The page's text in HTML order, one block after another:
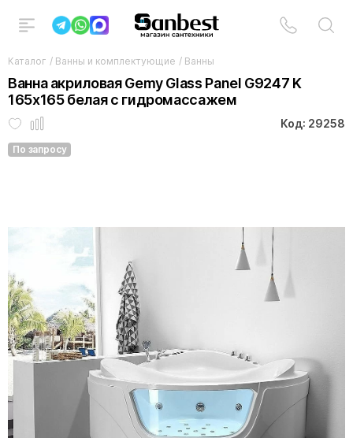
Каталог / Ванны и комплектующие / Ванны
Ванна акриловая Gemy Glass Panel G9247 K
165x165 белая с гидромассажем
Код: 29258
По запросу